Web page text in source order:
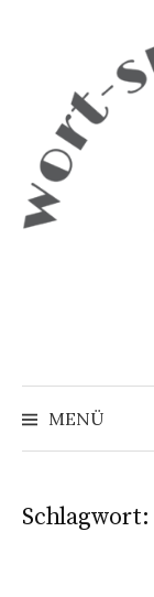
MENÜ
Schlagwort: